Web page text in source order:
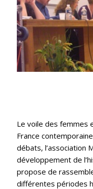
Le voile des femmes
France
débats, l’association
développement de
propose de
différentes périodes